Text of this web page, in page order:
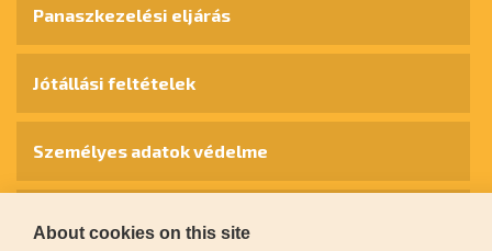
Panaszkezelési eljárás
Jótállási feltételek
Személyes adatok védelme
About cookies on this site